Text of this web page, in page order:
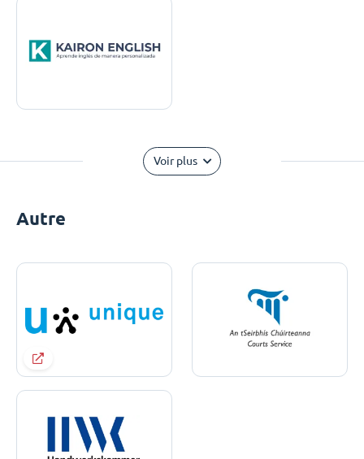
Voir plus
Autre